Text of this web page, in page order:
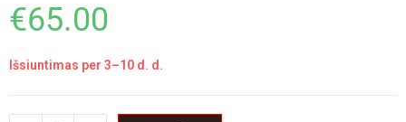
€65.00
Išsiuntimas per 3–10 d. d.